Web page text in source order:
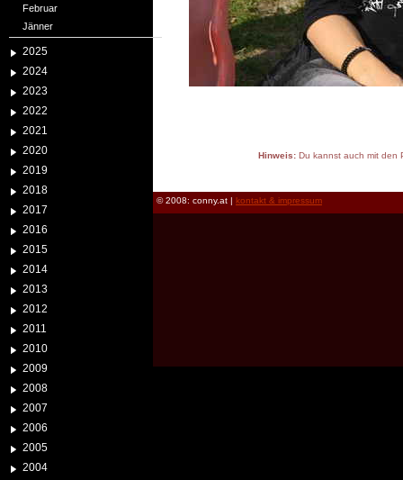
Februar
Jänner
2025
2024
2023
2022
2021
2020
2019
2018
2017
2016
2015
2014
2013
2012
2011
2010
2009
2008
2007
2006
2005
2004
Hinweis:Du kannst auch mit den
© 2008: conny.at | kontakt & impressum